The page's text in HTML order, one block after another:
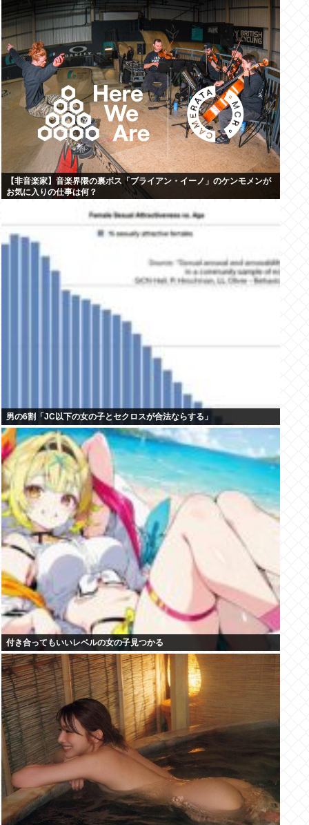
【非音楽家】音楽界隈の裏ボス「ブライアン・イーノ」のケンモメンが
お気に入りの仕事は何？
男の6割「JC以下の女の子とセクロスが合法ならする」
付き合ってもいいレベルの女の子見つかる